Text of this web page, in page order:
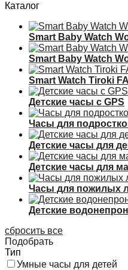
Каталог
Smart Baby Watch
Smart Baby Watch
Smart Watch Tiroki
Детские часы с GPS
Часы для
Детские часы для
Детские часы для
Часы для пожилых
Детские
сбросить все
Подобрать
Тип
Умные часы для детей